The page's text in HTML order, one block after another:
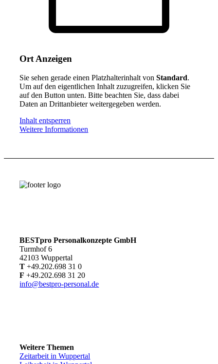
Ort Anzeigen
Sie sehen gerade einen Platzhalterinhalt vonStandard.
Um auf den eigentlichen Inhalt zuzugreifen, klicken Sie
auf den Button unten. Bitte beachten Sie, dass dabei
Daten an Drittanbieter weitergegeben werden.
Inhalt entsperren
Weitere Informationen
BESTpro Personalkonzepte GmbH
Turmhof 6
42103 Wuppertal
T +49.202.698 31 0
F +49.202.698 31 20
info@bestpro-personal.de
Weitere Themen
Zeitarbeit in Wuppertal